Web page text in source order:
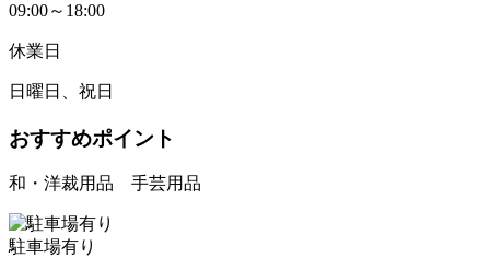
09:00～18:00
休業日
日曜日、祝日
おすすめポイント
和・洋裁用品 手芸用品
駐車場有り